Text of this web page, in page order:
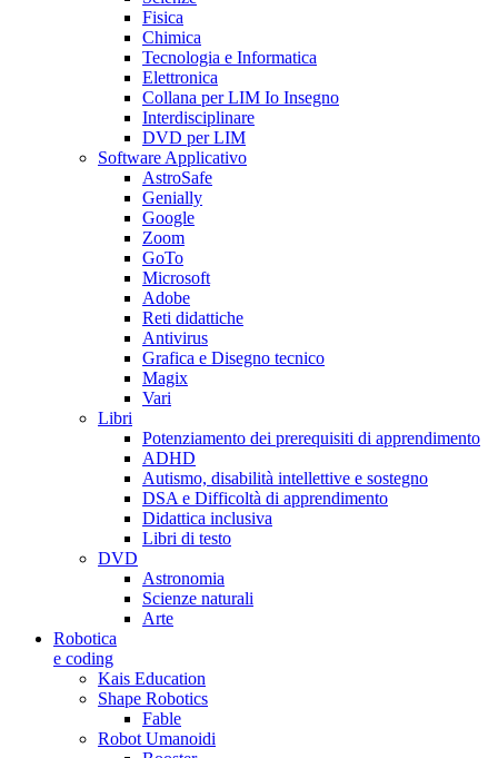
Fisica
Chimica
Tecnologia e Informatica
Elettronica
Collana per LIM Io Insegno
Interdisciplinare
DVD per LIM
Software Applicativo
AstroSafe
Genially
Google
Zoom
GoTo
Microsoft
Adobe
Reti didattiche
Antivirus
Grafica e Disegno tecnico
Magix
Vari
Libri
Potenziamento dei prerequisiti di apprendimento
ADHD
Autismo, disabilità intellettive e sostegno
DSA e Difficoltà di apprendimento
Didattica inclusiva
Libri di testo
DVD
Astronomia
Scienze naturali
Arte
Robotica
e coding
Kais Education
Shape Robotics
Fable
Robot Umanoidi